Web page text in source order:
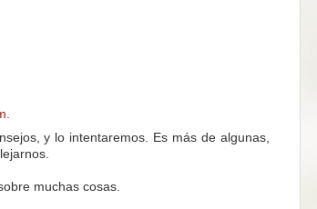
y lo intentaremos. Es más de algunas,
muchas cosas.